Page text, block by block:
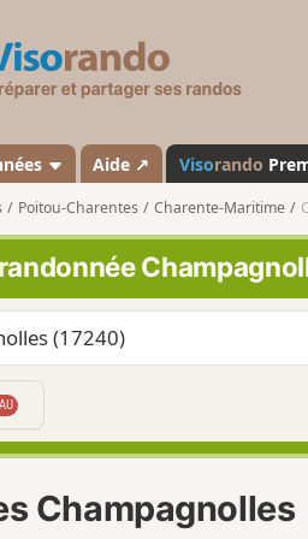
s
a
n
d
o
Aide ↗ Visorando
Poitou-Charentes Charente-Maritime
Champagnolles